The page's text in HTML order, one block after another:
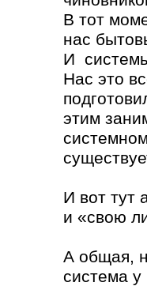
В тот
нас
И
Нас это
этим
И вот тут
и «свою
А общая,
система у